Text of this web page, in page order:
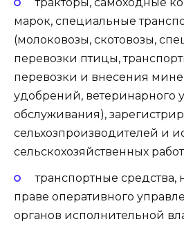
марок, специальные
(молоковозы, скотовозы,
перевозки птицы,
перевозки и внесения
удобрений, ветеринарного
обслуживания),
сельхозпроизводителей и
сельскохозяйственных
транспортные средства,
праве оперативного
органов исполнительной